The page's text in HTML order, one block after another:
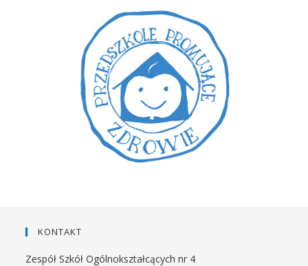
KONTAKT
Zespół Szkół Ogólnokształcących nr 4